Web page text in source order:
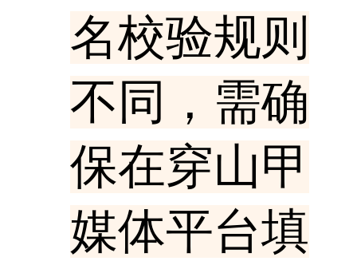
名校验规则
不同，需确
保在穿山甲
媒体平台填